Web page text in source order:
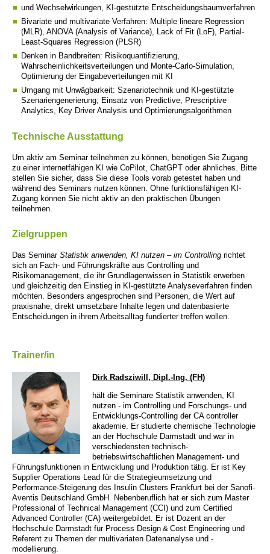
und Wechselwirkungen, KI-gestützte Entscheidungsbaumverfahren
Bivariate und multivariate Verfahren: Multiple lineare Regression
(MLR), ANOVA (Analysis of Variance), Lack of Fit (LoF), Partial-
Least-Squares Regression (PLSR)
Denken in Bandbreiten: Risikoquantifizierung,
Wahrscheinlichkeitsverteilungen und Monte-Carlo-Simulation,
Optimierung der Eingabeverteilungen mit KI
Umgang mit Unwägbarkeit: Szenariotechnik und KI-gestützte
Szenariengenerierung; Einsatz von Predictive, Prescriptive
Analytics, Key Driver Analysis und Optimierungsalgorithmen
Technische Ausstattung
Um aktiv am Seminar teilnehmen zu können, benötigen Sie Zugang
zu einer internetfähigen KI wie CoPilot, ChatGPT oder ähnliches. Bitte
stellen Sie sicher, dass Sie diese Tools vorab getestet haben und
während des Seminars nutzen können. Ohne funktionsfähigen KI-
Zugang können Sie nicht aktiv an den praktischen Übungen
teilnehmen.
Zielgruppen
Das Seminar Statistik anwenden, KI nutzen – im Controlling richtet
sich an Fach- und Führungskräfte aus Controlling und
Risikomanagement, die ihr Grundlagenwissen in Statistik erwerben
und gleichzeitig den Einstieg in KI-gestützte Analyseverfahren finden
möchten. Besonders angesprochen sind Personen, die Wert auf
praxisnahe, direkt umsetzbare Inhalte legen und datenbasierte
Entscheidungen in ihrem Arbeitsalltag fundierter treffen wollen.
Trainer/in
Dirk Radsziwill, Dipl.-Ing. (FH)
hält die Seminare Statistik anwenden, KI
nutzen - im Controlling und Forschungs- und
Entwicklungs-Controlling der CA controller
akademie. Er studierte chemische Technologie
an der Hochschule Darmstadt und war in
verschiedensten technisch-
betriebswirtschaftlichen Management- und
Führungsfunktionen in Entwicklung und Produktion tätig. Er ist Key
Supplier Operations Lead für die Strategieumsetzung und
Performance-Steigerung des Insulin Clusters Frankfurt bei der Sanofi-
Aventis Deutschland GmbH. Nebenberuflich hat er sich zum Master
Professional of Technical Management (CCI) und zum Certified
Advanced Controller (CA) weitergebildet. Er ist Dozent an der
Hochschule Darmstadt für Process Design & Cost Engineering und
Referent zu Themen der multivariaten Datenanalyse und -
modellierung.